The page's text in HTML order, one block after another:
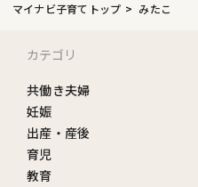
マイナビ子育てトップ みたこ
カテゴリ
共働き夫婦
妊娠
出産・産後
育児
教育